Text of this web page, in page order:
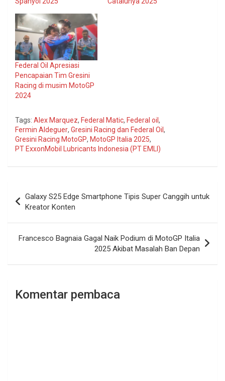
Federal Oil Apresiasi
Pencapaian Tim Gresini
Racing di musim MotoGP
2024
Tags: Alex Marquez, Federal Matic, Federal oil ,
Fermin Aldeguer, Gresini Racing dan Federal Oil ,
Gresini Racing MotoGP, MotoGP Italia 2025,
PT ExxonMobil Lubricants Indonesia (PT EMLI)
pos
Galaxy S25 Edge Smartphone Tipis Super Canggih untuk
Kreator Konten
Francesco Bagnaia Gagal Naik Podium di MotoGP Italia
2025 Akibat Masalah Ban Depan
Komentar pembaca